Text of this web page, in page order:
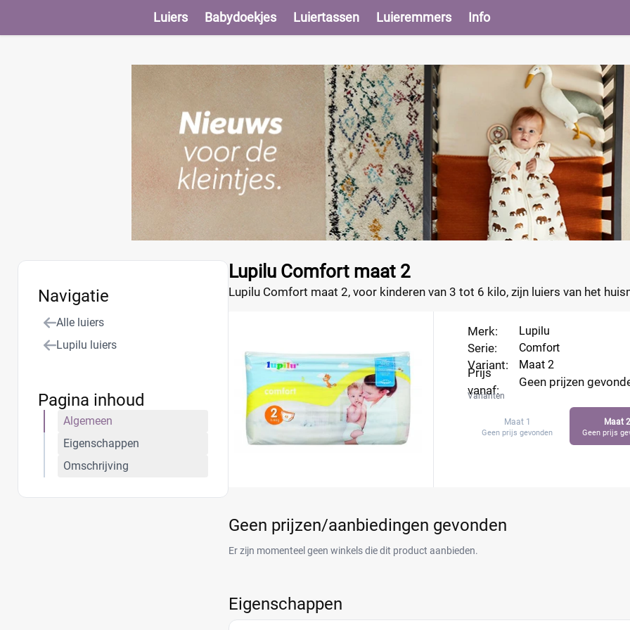
Luiers Babydoekjes Luiertassen Luieremmers Info
Lupilu Comfort maat 2
Lupilu Comfort maat 2, voor kinderen van 3 tot 6 kilo, zijn luiers van het
Merk:
Serie:
Variant:
Prijs
vanaf:
Lupilu
Comfort
Maat 2
Geen prijzen
Varianten
Maat 1
Geen prijs gevonden
Maat 2
Geen prijs
Geen prijzen/aanbiedingen gevonden
Er zijn momenteel geen winkels die dit product aanbieden.
Eigenschappen
Navigatie
Alle luiers
Lupilu luiers
Pagina inhoud
Algemeen
Eigenschappen
Omschrijving